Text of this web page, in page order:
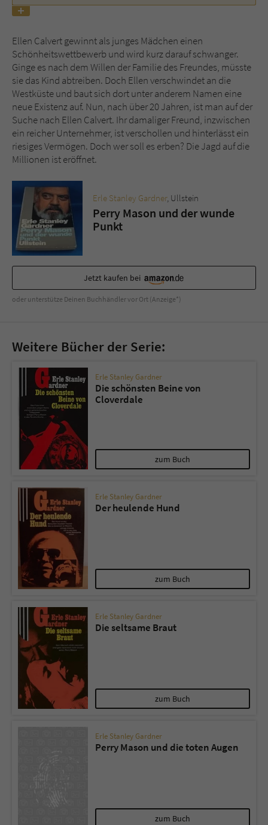
Ellen Calvert gewinnt als junges Mädchen einen
Schönheitswettbewerb und wird kurz darauf schwanger.
Ginge es nach dem Willen der Familie des Freundes, müsste
sie das Kind abtreiben. Doch Ellen verschwindet an die
Westküste und baut sich dort unter anderem Namen eine
neue Existenz auf. Nun, nach über 20 Jahren, ist man auf der
Suche nach Ellen Calvert. Ihr damaliger Freund, inzwischen
ein reicher Unternehmer, ist verschollen und hinterlässt ein
riesiges Vermögen. Doch wer soll es erben? Die Jagd auf die
Millionen ist eröffnet.
Erle Stanley Gardner, Ullstein
Perry Mason und der wunde
Punkt
Jetzt kaufen bei
oder unterstütze Deinen Buchhändler vor Ort (Anzeige*)
Weitere Bücher der Serie:
Erle Stanley Gardner
Die schönsten Beine von
Cloverdale
zum Buch
Erle Stanley Gardner
Der heulende Hund
zum Buch
Erle Stanley Gardner
Die seltsame Braut
zum Buch
Erle Stanley Gardner
Perry Mason und die toten Augen
zum Buch
Anbieter Literatur-Couch Medien GmbH & Co. KG
Laufzeit 1 Jahr
Zweck Cookie für Kommentare einzelner Buchtitel
Name fe_typo_user
Laufzeit Session
Zweck
Dieses Cookie gewährleistet die
überprüfen.